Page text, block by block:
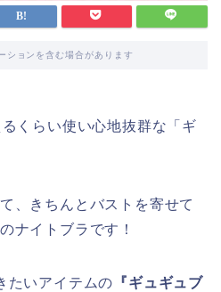
ションを含む場合があります
くらい使い心地抜群な「ギ
、きちんとバストを寄せて
ナイトブラです！
たいアイテムの 『ギュギュブ